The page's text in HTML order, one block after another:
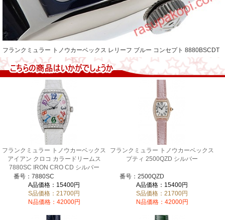
フランクミュラー トノウカーベックス レリーフ ブルー コンセプト 8880BSCDT
フランクミュラー トノウカーベックス
アイアン クロコ カラードリームス
7880SC IRON CRO CD シルバー
番号：7880SC
A品価格：15400円
S品価格：21700円
N品価格：42000円
フランクミュラー トノウカーベックス
プティ 2500QZD シルバー
番号：2500QZD
A品価格：15400円
S品価格：21700円
N品価格：42000円